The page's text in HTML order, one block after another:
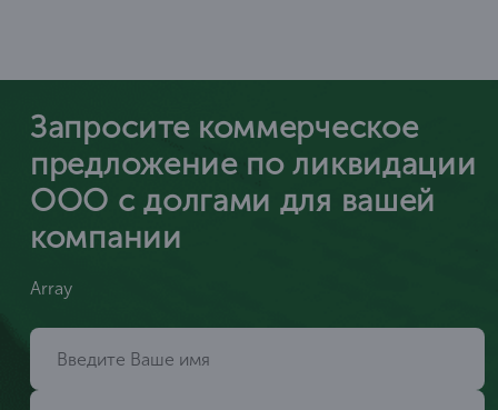
Запросите коммерческое
предложение по ликвидации
ООО с долгами для вашей
компании
Array